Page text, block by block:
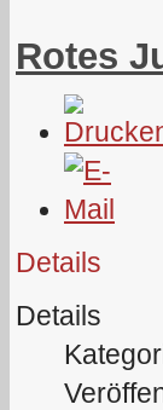
Rotes
Details
Details